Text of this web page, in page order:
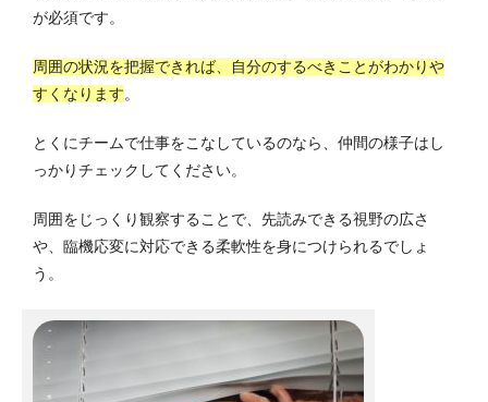
が必須です。
周囲の状況を把握できれば、自分のするべきことがわかりや
すくなります。
とくにチームで仕事をこなしているのなら、仲間の様子はし
っかりチェックしてください。
周囲をじっくり観察することで、先読みできる視野の広さ
や、臨機応変に対応できる柔軟性を身につけられるでしょ
う。